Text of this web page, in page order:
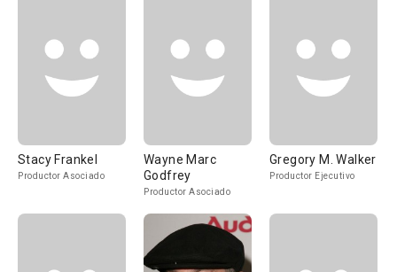
Stacy Frankel
Productor Asociado
Wayne Marc
Godfrey
Productor Asociado
Gregory M. Walker
Productor Ejecutivo